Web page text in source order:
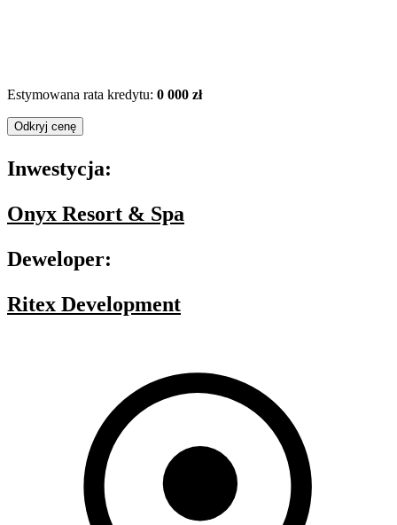
Estymowana rata kredytu: 0 000 zł
Odkryj cenę
Inwestycja:
Onyx Resort & Spa
Deweloper:
Ritex Development